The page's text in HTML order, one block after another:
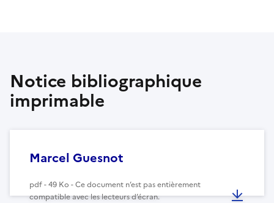
Notice bibliographique
imprimable
Marcel Guesnot
pdf - 49 Ko - Ce document n’est pas entièrement
compatible avec les lecteurs d’écran.